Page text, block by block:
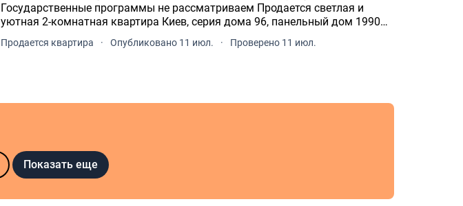
Государственные программы не рассматриваем Продается светлая и
уютная 2-комнатная квартира Киев, серия дома 96, панельный дом 1990
Продается квартира · Опубликовано 11 июл. · Проверено 11 июл.
Показать еще